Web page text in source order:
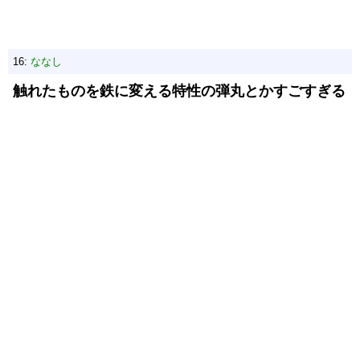
16: ななし
触れたものを鉄に変える特性の弾丸とかすごすぎる